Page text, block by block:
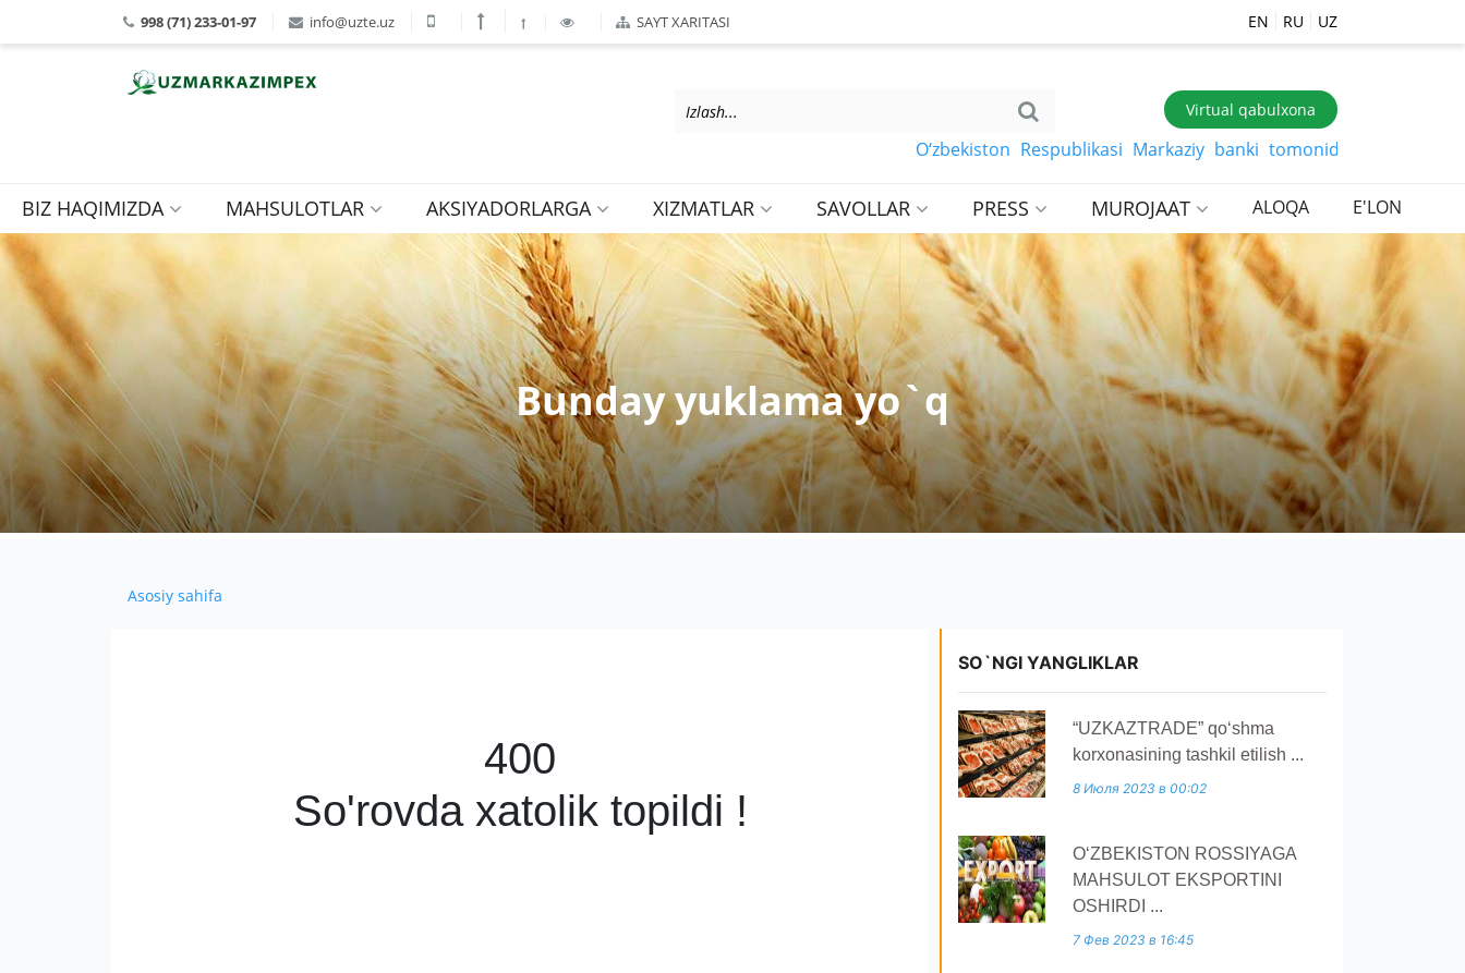
998 (71) 233-01-97 info@uzte.uz SAYT XARITASI EN RU UZ
Virtual qabulxona
O‘zbekiston Respublikasi Markaziy banki tomonidan belgilangan
BIZ HAQIMIZDA MAHSULOTLAR AKSIYADORLARGA XIZMATLAR SAVOLLAR PRESS MUROJAAT ALOQA E'LON
Bunday yuklama yo`q
Asosiy sahifa
400
So'rovda xatolik topildi !
SO`NGI YANGLIKLAR
“UZKAZTRADE” qoʻshma
korxonasining tashkil etilish ...
8 Июля 2023 в 00:02
O‘ZBEKISTON ROSSIYAGA
MAHSULOT EKSPORTINI
OSHIRDI ...
7 Фев 2023 в 16:45